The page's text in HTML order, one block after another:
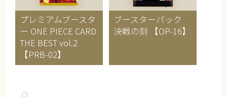
プレミアムブースタ
ー ONE PIECE CARD
THE BEST vol.2
【PRB-02】
ブースターパック
決戦の刻 【OP-16】